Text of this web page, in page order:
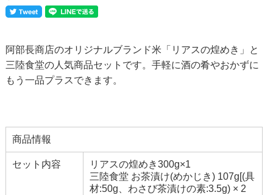
阿部長商店のオリジナルブランド米「リアスの煌めき」と
三陸食堂の人気商品セットです。手軽に酒の肴やおかずに
もう一品プラスできます。
商品情報
セット内容
リアスの煌めき300g×1
三陸食堂 お茶漬け(めかじき) 107g[(具
材:50g、わさび茶漬けの素:3.5g) × 2